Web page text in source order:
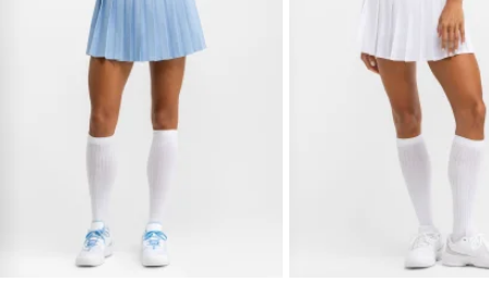
Essayez nos produits dans le confort de votre chez-vous.
Vous avez 30 jours à partir de la date de livraison pour
envoyer un retour.
Vous pouvez facilement retourner un produit de votre
commande depuis votre compte utilisateur.
Remboursement à votre moyen de
À partir de $9.95